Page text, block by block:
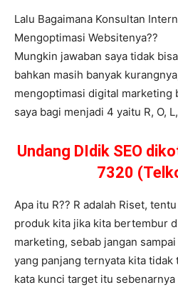
Lalu Bagaimana Konsultan
Mengoptimasi Websitenya??
Mungkin jawaban saya tidak
bahkan masih banyak
mengoptimasi digital marketing
saya bagi menjadi 4 yaitu R, O,
Undang DIdik SEO
7320
Apa itu R?? R adalah Riset,
produk kita jika kita bertembur
marketing, sebab jangan
yang panjang ternyata kita tidak
kata kunci target itu sebenarnya